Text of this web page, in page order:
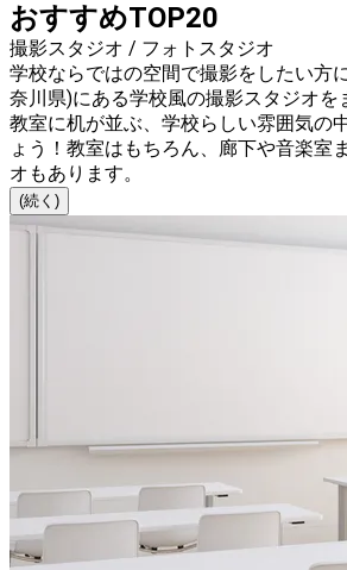
おすすめTOP20
撮影スタジオ / フォトスタジオ
学校ならではの空間で撮影をしたい方
奈川県)にある学校風の撮影スタジオを
教室に机が並ぶ、学校らしい雰囲気の
ょう！教室はもちろん、廊下や音楽室
オもあります。
(続く)